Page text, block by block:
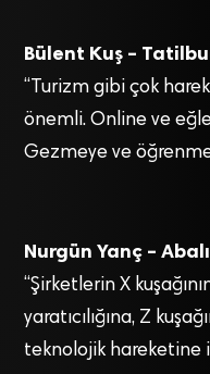
Bülent Kuş –
“Turizm gibi çok
önemli. Online ve
Gezmeye ve
Nurgün Yanç –
“Şirketlerin X
yaratıcılığına, Z
teknolojik hareketine